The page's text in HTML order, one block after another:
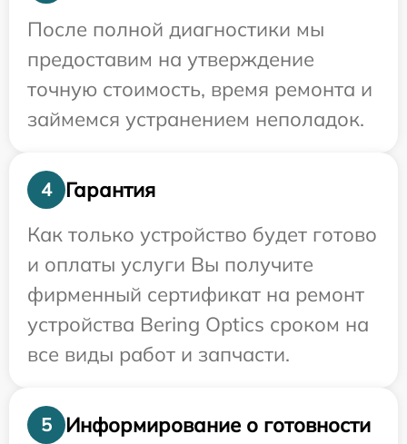
После полной диагностики мы
предоставим на утверждение
точную стоимость, время ремонта и
займемся устранением неполадок.
4
Гарантия
Как только устройство будет готово
и оплаты услуги Вы получите
фирменный сертификат на ремонт
устройства Bering Optics сроком на
все виды работ и запчасти.
5
Информирование о готовности